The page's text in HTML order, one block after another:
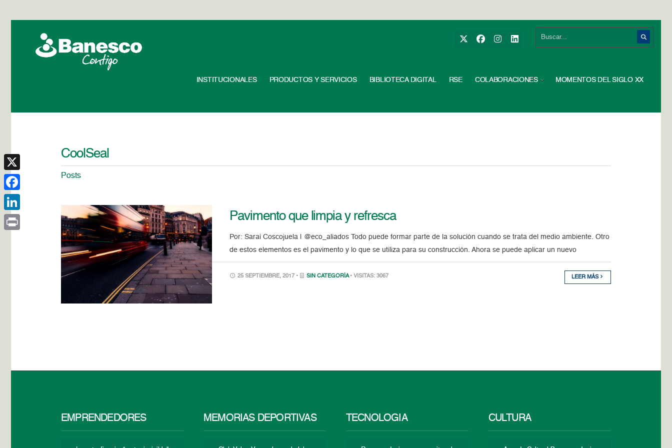
INSTITUCIONALES PRODUCTOS Y SERVICIOS BIBLIOTECA DIGITAL RSE COLABORACIONES MOMENTOS DEL SIGLO XX
CoolSeal
Posts
Pavimento que limpia y refresca
Por: Sarai Coscojuela | @eco_aliados Todo puede formar parte de la solución cuando se trata del medio ambiente. Otro
de estos elementos es el pavimento y lo que se utiliza para su construcción. Ahora se puede aplicar un nuevo
25 SEPTIEMBRE, 2017 • SIN CATEGORÍA • VISITAS: 3067 LEER MÁS
EMPRENDEDORES MEMORIAS DEPORTIVAS TECNOLOGÍA CULTURA
X
Facebook
LinkedIn